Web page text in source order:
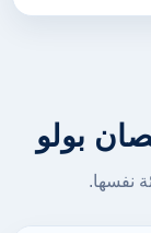
بولو
نفسها.